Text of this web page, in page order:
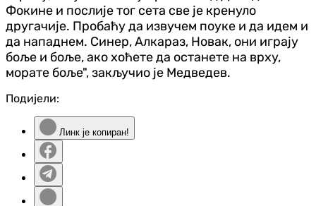
Фокине и послије тог сета све је кренуло
другачије. Пробаћу да извучем поуке и да идем и
да нападнем. Синер, Алкараз, Новак, они играју
боље и боље, ако хоћете да останете на врху,
морате боље", закључио је Медведев.
Подијели:
Линк је копиран!